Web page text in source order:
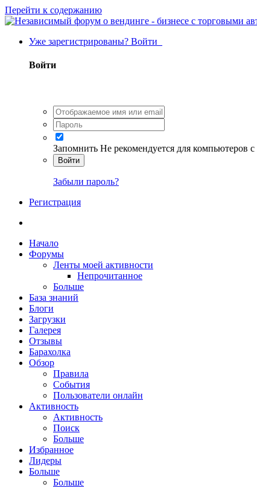
Перейти к содержанию
Уже зарегистрированы? Войти
Войти
Запомнить Не рекомендуется для компьютеров
Войти
Забыли пароль?
Регистрация
Начало
Форумы
Ленты моей активности
Непрочитанное
Больше
База знаний
Блоги
Загрузки
Галерея
Отзывы
Барахолка
Обзор
Правила
События
Пользователи онлайн
Активность
Активность
Поиск
Больше
Избранное
Лидеры
Больше
Больше